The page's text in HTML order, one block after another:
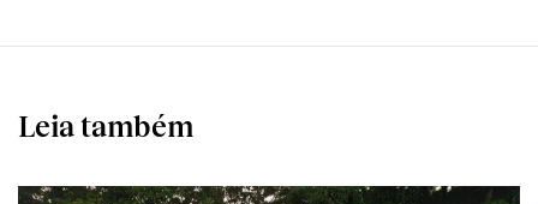
Leia também